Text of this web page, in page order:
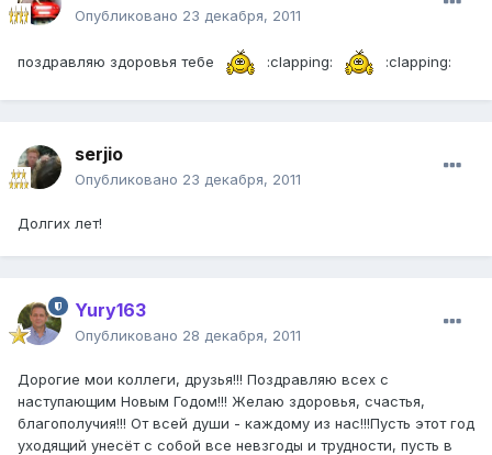
Опубликовано 23 декабря, 2011
поздравляю здоровья тебе :clapping: :clapping:
serjio
Опубликовано 23 декабря, 2011
Долгих лет!
Yury163
Опубликовано 28 декабря, 2011
Дорогие мои коллеги, друзья!!! Поздравляю всех с
наступающим Новым Годом!!! Желаю здоровья, счастья,
благополучия!!! От всей души - каждому из нас!!!Пусть этот год
уходящий унесёт с собой все невзгоды и трудности, пусть в